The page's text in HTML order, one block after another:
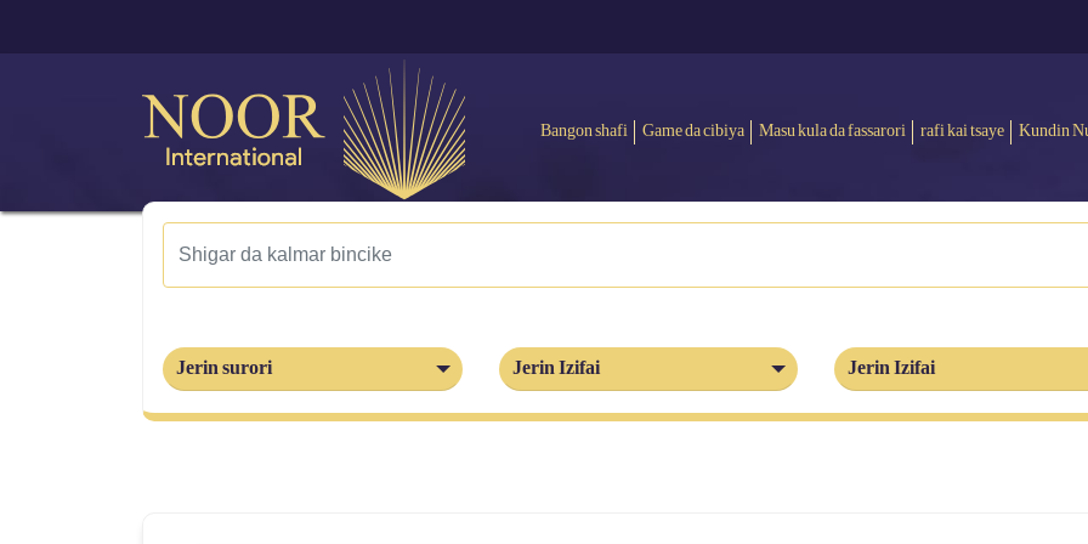
Bangon shafi Game da cibiya Masu kula da fassarori rafi kai tsaye Kundin
Jerin surori Jerin Izifai Jerin Izifai